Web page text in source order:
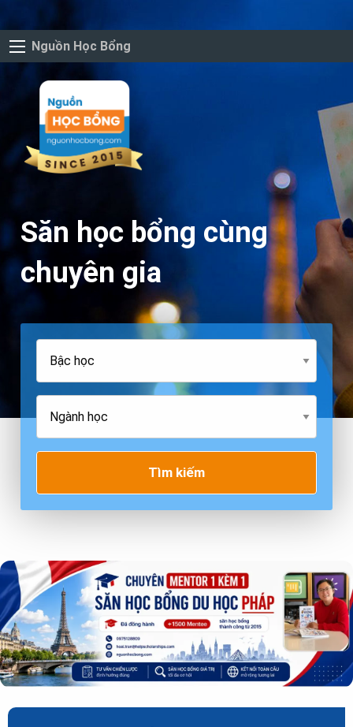
Nguồn Học Bổng
Săn học bổng cùng
chuyên gia
Tìm kiếm